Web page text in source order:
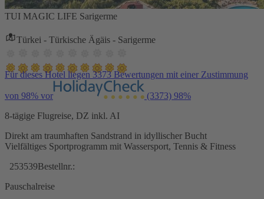
TUI MAGIC LIFE Sarigerme
Türkei - Türkische Ägäis - Sarigerme
Für dieses Hotel liegen 3373 Bewertungen mit einer Zustimmung
von 98% vor (3373) 98%
8-tägige Flugreise, DZ inkl. AI
Direkt am traumhaften Sandstrand in idyllischer Bucht
Vielfältiges Sportprogramm mit Wassersport, Tennis & Fitness
253539Bestellnr.:
Pauschalreise